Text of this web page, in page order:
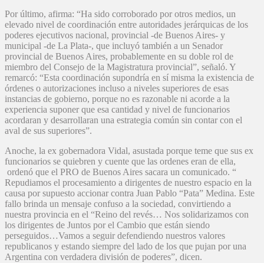
Por último, afirma: “Ha sido corroborado por otros medios, un
elevado nivel de coordinación entre autoridades jerárquicas de los
poderes ejecutivos nacional, provincial -de Buenos Aires- y
municipal -de La Plata-, que incluyó también a un Senador
provincial de Buenos Aires, probablemente en su doble rol de
miembro del Consejo de la Magistratura provincial”, señaló. Y
remarcó: “Esta coordinación supondría en sí misma la existencia de
órdenes o autorizaciones incluso a niveles superiores de esas
instancias de gobierno, porque no es razonable ni acorde a la
experiencia suponer que esa cantidad y nivel de funcionarios
acordaran y desarrollaran una estrategia común sin contar con el
aval de sus superiores”.
Anoche, la ex gobernadora Vidal, asustada porque teme que sus ex
funcionarios se quiebren y cuente que las ordenes eran de ella,
ordenó que el PRO de Buenos Aires sacara un comunicado. “
Repudiamos el procesamiento a dirigentes de nuestro espacio en la
causa por supuesto accionar contra Juan Pablo “Pata” Medina. Este
fallo brinda un mensaje confuso a la sociedad, convirtiendo a
nuestra provincia en el “Reino del revés… Nos solidarizamos con
los dirigentes de Juntos por el Cambio que están siendo
perseguidos…Vamos a seguir defendiendo nuestros valores
republicanos y estando siempre del lado de los que pujan por una
Argentina con verdadera división de poderes”, dicen.